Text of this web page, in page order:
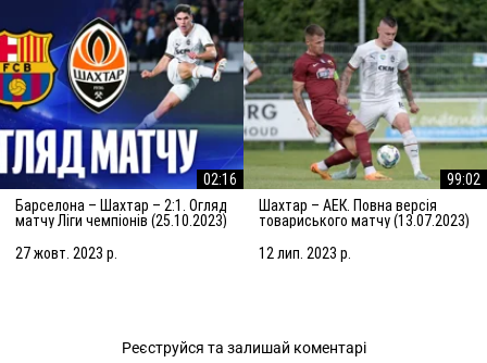
02:16
Барселона – Шахтар – 2:1. Огляд
матчу Ліги чемпіонів (25.10.2023)
27 жовт. 2023 р.
99:02
Шахтар – АЕК. Повна версія
товариського матчу (13.07.2023)
12 лип. 2023 р.